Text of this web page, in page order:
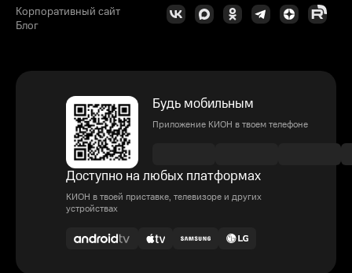
Корпоративный сайт
Блог
Будь мобильным
Приложение КИОН в твоем телефоне
Доступно на любых платформах
КИОН в твоей приставке, телевизоре и других
устройствах